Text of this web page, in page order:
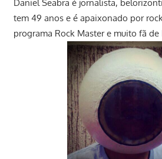
Daniel Seabra é jornalista,
tem 49 anos e é apaixonado por
programa Rock Master e muito fã